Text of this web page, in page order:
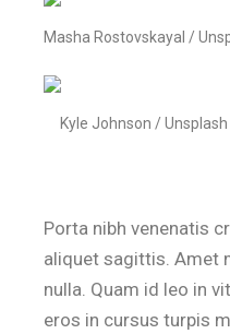
Masha Rostovskayal /
Kyle Johnson / Unsplash
Porta nibh venenatis
aliquet sagittis. Amet
nulla. Quam id leo in
eros in cursus turpis